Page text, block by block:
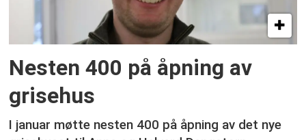
Nesten 400 på åpning av
grisehus
I januar møtte nesten 400 på åpning av det nye